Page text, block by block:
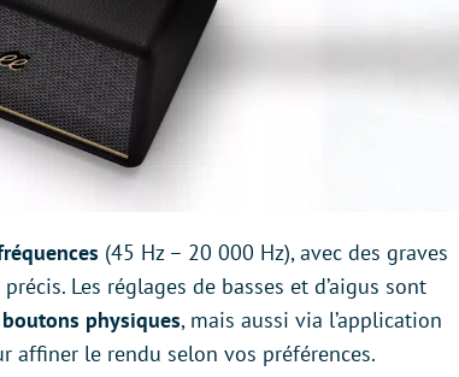
(45 Hz – 20 000 Hz), avec des graves
Les réglages de basses et d’aigus sont
physiques, mais aussi via l’application
affiner le rendu selon vos préférences.